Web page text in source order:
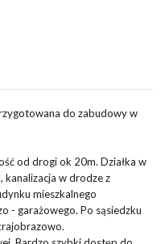
do zabudowy w
od drogi ok 20m. Działka w
kanalizacja w drodze z
mieszkalnego
- garażowego. Po sąsiedzku